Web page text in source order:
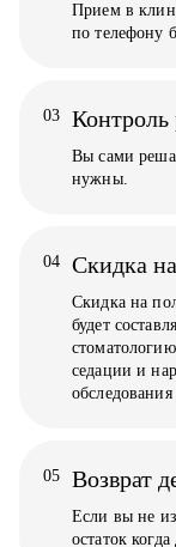
Прием в
по телефону
03 Контроль
Вы сами
нужны.
04 Скидка
Скидка на
будет
седации и
05 Возврат
Если вы не
остаток